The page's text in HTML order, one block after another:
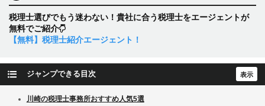
税理士選びでもう迷わない！貴社に合う税理士をエージェントが
無料でご紹介
【無料】税理士紹介エージェント！
ジャンプできる目次
川崎の税理士事務所おすすめ人気5選